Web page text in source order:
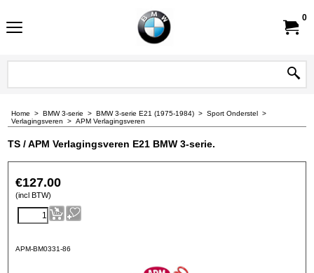
0
Home > BMW 3-serie > BMW 3-serie E21 (1975-1984) > Sport Onderstel >
Verlagingsveren > APM Verlagingsveren
TS / APM Verlagingsveren E21 BMW 3-serie.
€127.00
(incl BTW)
APM-BM0331-86